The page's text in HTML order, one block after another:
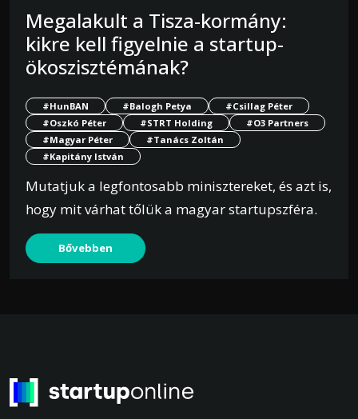
Megalakult a Tisza-kormány:
kikre kell figyelnie a startup-
ökoszisztémának?
#HunBAN #Balogh Petya
#Csillag Péter
#Oszkó Péter
#STRT Holding
#O3 Partners
#Magyar Péter
#Tanács Zoltán
#Kapitány István
Mutatjuk a legfontosabb minisztereket, és azt is,
hogy mit várhat tőlük a magyar startupszféra.
Bővebben